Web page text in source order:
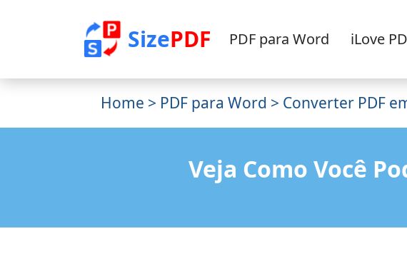
SizePDF PDF para Word iLove
Home > PDF para Word > Converter PDF
Veja Como Você